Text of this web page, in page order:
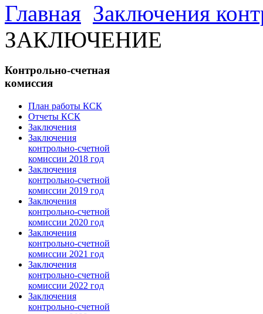
Главная Заключения
ЗАКЛЮЧЕНИЕ
Контрольно-счетная
комиссия
План работы КСК
Отчеты КСК
Заключения
Заключения
контрольно-счетной
комиссии 2018 год
Заключения
контрольно-счетной
комиссии 2019 год
Заключения
контрольно-счетной
комиссии 2020 год
Заключения
контрольно-счетной
комиссии 2021 год
Заключения
контрольно-счетной
комиссии 2022 год
Заключения
контрольно-счетной